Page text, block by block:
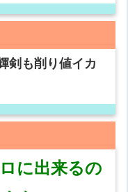
剣も削り値イカ
に出来るの